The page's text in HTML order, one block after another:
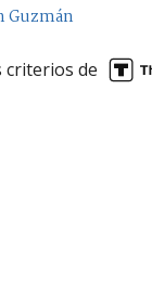
Guzmán
criterios de